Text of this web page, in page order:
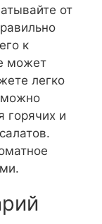
от
к
может
легко
можно
горячих и